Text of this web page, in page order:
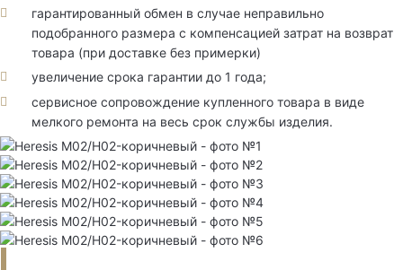
гарантированный обмен в случае неправильно
подобранного размера с компенсацией затрат на возврат
товара (при доставке без примерки)
увеличение срока гарантии до 1 года;
сервисное сопровождение купленного товара в виде
мелкого ремонта на весь срок службы изделия.